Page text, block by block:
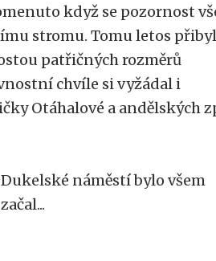
když se pozornost
stromu. Tomu letos
patřičných rozměrů
chvíle si vyžádal i
Otáhalové a andělských
náměstí bylo všem